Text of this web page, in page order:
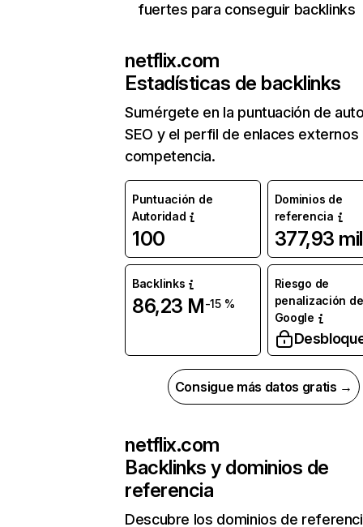
fuertes para conseguir backlinks
netflix.com
Estadísticas de backlinks
Sumérgete en la puntuación de
SEO y el perfil de enlaces externos
competencia.
Puntuación de
Autoridad
100
Dominios de
referencia
377,93 mil
Backlinks
86,23 M-15 %
Riesgo de
penalización de
Google
Consigue más datos gratis →
netflix.com
Backlinks y dominios de
referencia
Descubre los dominios de